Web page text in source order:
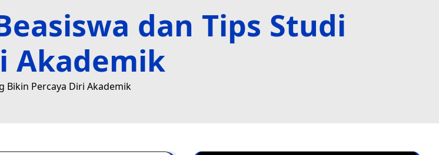
dan Tips Studi
Akademik
Bikin Percaya Diri Akademik